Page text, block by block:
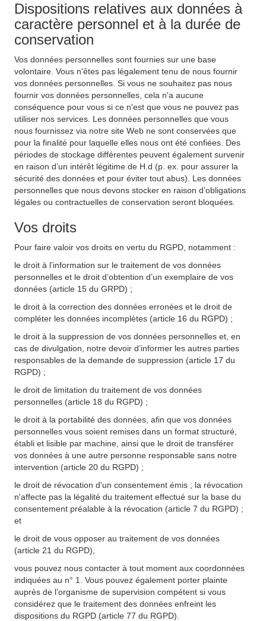
Dispositions relatives aux données à
caractère personnel et à la durée de
conservation
Vos données personnelles sont fournies sur une base
volontaire. Vous n'êtes pas légalement tenu de nous fournir
vos données personnelles. Si vous ne souhaitez pas nous
fournir vos données personnelles, cela n'a aucune
conséquence pour vous si ce n'est que vous ne pouvez pas
utiliser nos services. Les données personnelles que vous
nous fournissez via notre site Web ne sont conservées que
pour la finalité pour laquelle elles nous ont été confiées. Des
périodes de stockage différentes peuvent également survenir
en raison d’un intérêt légitime de H.d (p. ex. pour assurer la
sécurité des données et pour éviter tout abus). Les données
personnelles que nous devons stocker en raison d’obligations
légales ou contractuelles de conservation seront bloquées.
Vos droits
Pour faire valoir vos droits en vertu du RGPD, notamment :
le droit à l’information sur le traitement de vos données
personnelles et le droit d’obtention d’un exemplaire de vos
données (article 15 du GRPD) ;
le droit à la correction des données erronées et le droit de
compléter les données incomplètes (article 16 du RGPD) ;
le droit à la suppression de vos données personnelles et, en
cas de divulgation, notre devoir d’informer les autres parties
responsables de la demande de suppression (article 17 du
RGPD) ;
le droit de limitation du traitement de vos données
personnelles (article 18 du RGPD) ;
le droit à la portabilité des données, afin que vos données
personnelles vous soient remises dans un format structuré,
établi et lisible par machine, ainsi que le droit de transférer
vos données à une autre personne responsable sans notre
intervention (article 20 du RGPD) ;
le droit de révocation d'un consentement émis ; la révocation
n'affecte pas la légalité du traitement effectué sur la base du
consentement préalable à la révocation (article 7 du RGPD) ;
et
le droit de vous opposer au traitement de vos données
(article 21 du RGPD),
vous pouvez nous contacter à tout moment aux coordonnées
indiquées au n° 1. Vous pouvez également porter plainte
auprès de l’organisme de supervision compétent si vous
considérez que le traitement des données enfreint les
dispositions du RGPD (article 77 du RGPD).